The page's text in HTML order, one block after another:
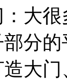
大很
分
大